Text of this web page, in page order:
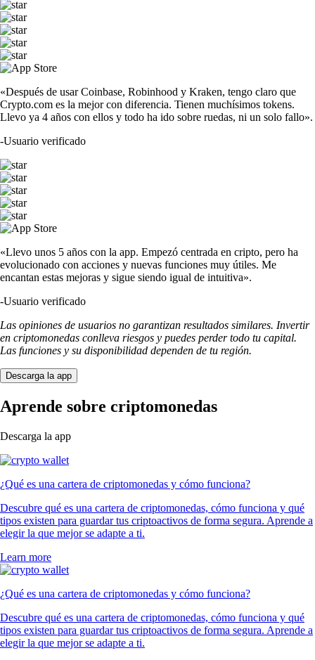
«Después de usar Coinbase, Robinhood y Kraken, tengo claro que
Crypto.com es la mejor con diferencia. Tienen muchísimos tokens.
Llevo ya 4 años con ellos y todo ha ido sobre ruedas, ni un solo fallo».
-Usuario verificado
«Llevo unos 5 años con la app. Empezó centrada en cripto, pero ha
evolucionado con acciones y nuevas funciones muy útiles. Me
encantan estas mejoras y sigue siendo igual de intuitiva».
-Usuario verificado
Las opiniones de usuarios no garantizan resultados similares. Invertir
en criptomonedas conlleva riesgos y puedes perder todo tu capital.
Las funciones y su disponibilidad dependen de tu región.
Descarga la app
Aprende sobre criptomonedas
Descarga la app
¿Qué es una cartera de criptomonedas y cómo funciona?
Descubre qué es una cartera de criptomonedas, cómo funciona y qué
tipos existen para guardar tus criptoactivos de forma segura. Aprende a
elegir la que mejor se adapte a ti.
Learn more
¿Qué es una cartera de criptomonedas y cómo funciona?
Descubre qué es una cartera de criptomonedas, cómo funciona y qué
tipos existen para guardar tus criptoactivos de forma segura. Aprende a
elegir la que mejor se adapte a ti.